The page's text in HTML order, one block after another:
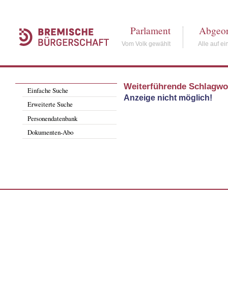
Parlament
Vom Volk gewählt Alle auf
Einfache Suche
Erweiterte Suche
Personendatenbank
Dokumenten-Abo
Weiterführende
Anzeige nicht möglich!